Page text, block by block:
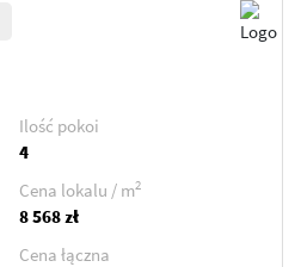
Ilość pokoi
4
Cena lokalu / m2
8 568 zł
Cena łączna